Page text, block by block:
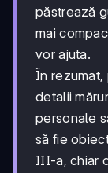
păstrează
mai
vor ajuta.
În
detalii
personale
să fie
III-a, chiar